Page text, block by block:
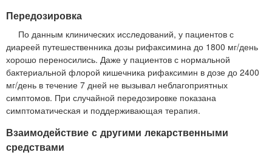
Передозировка
По данным клинических исследований, у пациентов с
диареей путешественника дозы рифаксимина до 1800 мг/день
хорошо переносились. Даже у пациентов с нормальной
бактериальной флорой кишечника рифаксимин в дозе до 2400
мг/день в течение 7 дней не вызывал неблагоприятных
симптомов. При случайной передозировке показана
симптоматическая и поддерживающая терапия.
Взаимодействие с другими лекарственными
средствами